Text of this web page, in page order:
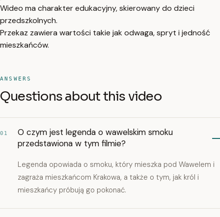
Wideo ma charakter edukacyjny, skierowany do dzieci
przedszkolnych.
Przekaz zawiera wartości takie jak odwaga, spryt i jedność
mieszkańców.
ANSWERS
Questions about this video
01
O czym jest legenda o wawelskim smoku
przedstawiona w tym filmie?
Legenda opowiada o smoku, który mieszka pod Wawelem i
zagraża mieszkańcom Krakowa, a także o tym, jak król i
mieszkańcy próbują go pokonać.